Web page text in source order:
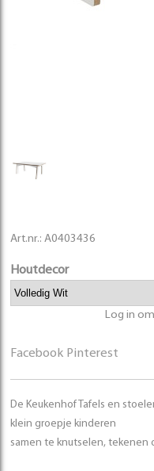
Art.nr.: A0403436
Houtdecor
Log in
Facebook Pinterest
De Keukenhof Tafels en
klein groepje kinderen
samen te knutselen, tekenen